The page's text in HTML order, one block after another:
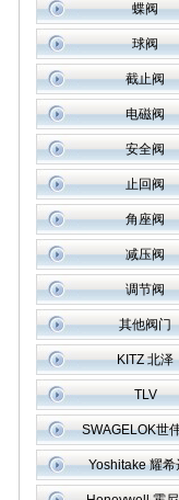
蝶阀
球阀
截止阀
电磁阀
安全阀
止回阀
角座阀
减压阀
调节阀
其他阀门
KITZ 北泽
TLV
SWAGELOK世
Yoshitake 耀希